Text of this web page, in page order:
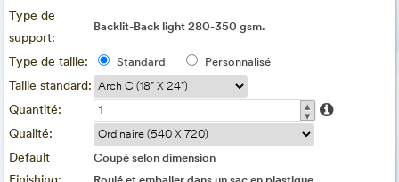
Type de
support:
Backlit-Back light 280-350 gsm.
Type de taille: Standard Personnalisé
Taille standard:
Quantité:
▴
▾
Qualité:
Default
Coupé selon dimension